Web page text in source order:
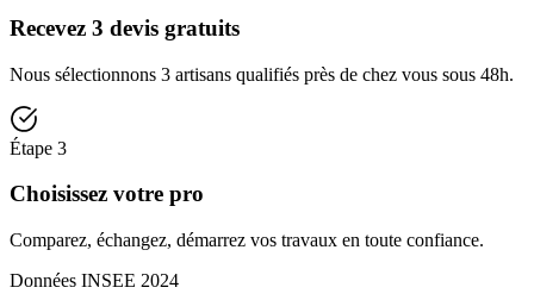
Recevez 3 devis gratuits
Nous sélectionnons 3 artisans qualifiés près de chez vous sous 48h.
Étape 3
Choisissez votre pro
Comparez, échangez, démarrez vos travaux en toute confiance.
Données INSEE 2024